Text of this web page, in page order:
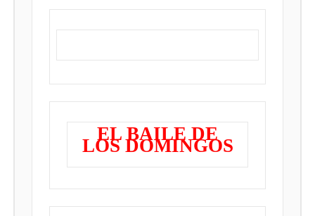
EL BAILE DE
LOS DOMINGOS